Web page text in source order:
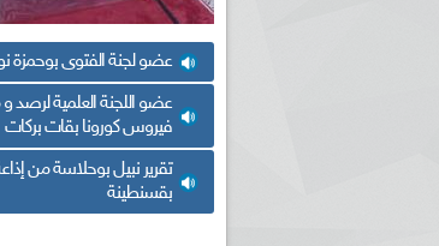
عضو لجنة الفتوى بوحمزة
عضو اللجنة العلمية لرصد و
فيروس كورونا بقات بركات
تقرير نبيل بوحلاسة من إذاعة
بقسنطينة